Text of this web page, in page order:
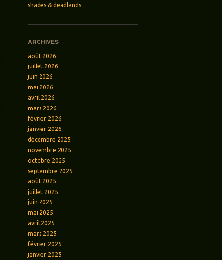
shades & deadlands
ARCHIVES
août 2026
juillet 2026
juin 2026
mai 2026
avril 2026
mars 2026
février 2026
janvier 2026
décembre 2025
novembre 2025
octobre 2025
septembre 2025
août 2025
juillet 2025
juin 2025
mai 2025
avril 2025
mars 2025
février 2025
janvier 2025